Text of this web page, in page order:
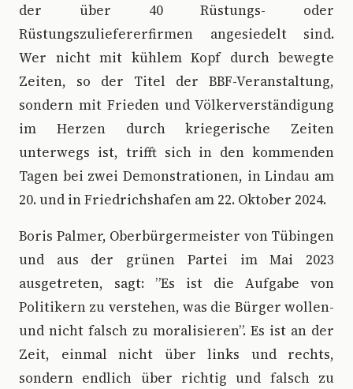
der über 40 Rüstungs- oder
Rüstungszuliefererfirmen angesiedelt sind.
Wer nicht mit kühlem Kopf durch bewegte
Zeiten, so der Titel der BBF-Veranstaltung,
sondern mit Frieden und Völkerverständigung
im Herzen durch kriegerische Zeiten
unterwegs ist, trifft sich in den kommenden
Tagen bei zwei Demonstrationen, in Lindau am
20. und in Friedrichshafen am 22. Oktober 2024.
Boris Palmer, Oberbürgermeister von Tübingen
und aus der grünen Partei im Mai 2023
ausgetreten, sagt: ”Es ist die Aufgabe von
Politikern zu verstehen, was die Bürger wollen-
und nicht falsch zu moralisieren”. Es ist an der
Zeit, einmal nicht über links und rechts,
sondern endlich über richtig und falsch zu